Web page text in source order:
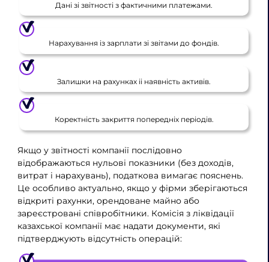
Дані зі звітності з фактичними платежами.
Нарахування із зарплати зі звітами до фондів.
Залишки на рахунках іі наявність активів.
Коректність закриття попередніх періодів.
Якщо у звітності компанії послідовно
відображаються нульові показники (без доходів,
витрат і нарахувань), податкова вимагає пояснень.
Це особливо актуально, якщо у фірми зберігаються
відкриті рахунки, орендоване майно або
зареєстровані співробітники. Комісія з ліквідації
казахської компанії має надати документи, які
підтверджують відсутність операцій: